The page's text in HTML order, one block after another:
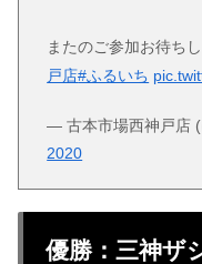
またのご参加お待ち
戸店#ふるいち
— 古本市場西神戸店
2020
優勝：三神ザ